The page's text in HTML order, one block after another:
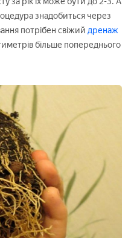
знадобиться через
потрібен свіжий дренаж
більше попереднього